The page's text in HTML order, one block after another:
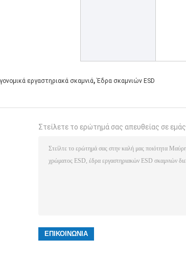
εργαστηριακά σκαμνιά, Έδρα σκαμνιών ESD
Στείλετε το ερώτημά σας απευθείας σε εμάς